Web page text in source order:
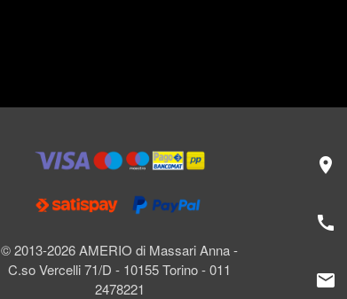
© 2013-2026 AMERIO di Massari Anna -
C.so Vercelli 71/D - 10155 Torino - 011
2478221
location_on
call
mail